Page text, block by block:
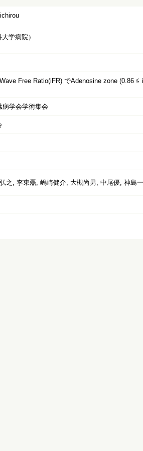
学病院）
Free Ratio(iFR) でAdenosine zone (0.86
病学会学術集会
之, 李東磊, 嶋崎健介, 大槻尚男, 中尾優, 神島